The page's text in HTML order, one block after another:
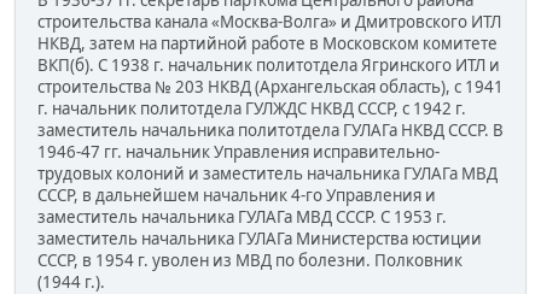
строительства канала «Москва-Волга» и Дмитровского ИТЛ
НКВД, затем на партийной работе в Московском комитете
ВКП(б). С 1938 г. начальник политотдела Ягринского ИТЛ и
строительства № 203 НКВД (Архангельская область), с 1941
г. начальник политотдела ГУЛЖДС НКВД СССР, с 1942 г.
заместитель начальника политотдела ГУЛАГа НКВД СССР. В
1946-47 гг. начальник Управления исправительно-
трудовых колоний и заместитель начальника ГУЛАГа МВД
СССР, в дальнейшем начальник 4-го Управления и
заместитель начальника ГУЛАГа МВД СССР. С 1953 г.
заместитель начальника ГУЛАГа Министерства юстиции
СССР, в 1954 г. уволен из МВД по болезни. Полковник
(1944 г.).